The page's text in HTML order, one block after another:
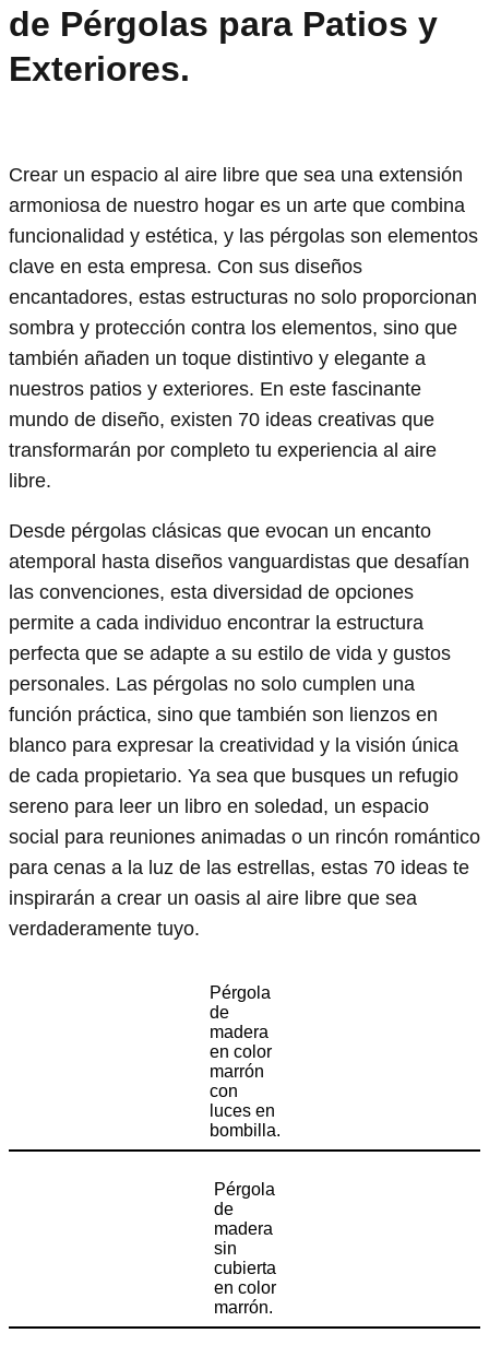
de Pérgolas para Patios y
Exteriores.
Crear un espacio al aire libre que sea una extensión
armoniosa de nuestro hogar es un arte que combina
funcionalidad y estética, y las pérgolas son elementos
clave en esta empresa. Con sus diseños
encantadores, estas estructuras no solo proporcionan
sombra y protección contra los elementos, sino que
también añaden un toque distintivo y elegante a
nuestros patios y exteriores. En este fascinante
mundo de diseño, existen 70 ideas creativas que
transformarán por completo tu experiencia al aire
libre.
Desde pérgolas clásicas que evocan un encanto
atemporal hasta diseños vanguardistas que desafían
las convenciones, esta diversidad de opciones
permite a cada individuo encontrar la estructura
perfecta que se adapte a su estilo de vida y gustos
personales. Las pérgolas no solo cumplen una
función práctica, sino que también son lienzos en
blanco para expresar la creatividad y la visión única
de cada propietario. Ya sea que busques un refugio
sereno para leer un libro en soledad, un espacio
social para reuniones animadas o un rincón romántico
para cenas a la luz de las estrellas, estas 70 ideas te
inspirarán a crear un oasis al aire libre que sea
verdaderamente tuyo.
Pérgola
de
madera
en color
marrón
con
luces en
bombilla.
Pérgola
de
madera
sin
cubierta
en color
marrón.